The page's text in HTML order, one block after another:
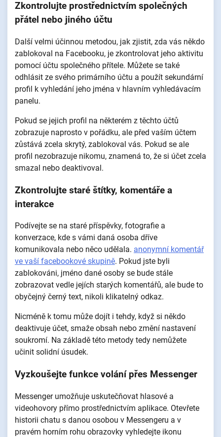
Zkontrolujte prostřednictvím společných
přátel nebo jiného účtu
Další velmi účinnou metodou, jak zjistit, zda vás někdo
zablokoval na Facebooku, je zkontrolovat jeho aktivitu
pomocí účtu společného přítele. Můžete se také
odhlásit ze svého primárního účtu a použít sekundární
profil k vyhledání jeho jména v hlavním vyhledávacím
panelu.
Pokud se jejich profil na některém z těchto účtů
zobrazuje naprosto v pořádku, ale před vaším účtem
zůstává zcela skrytý, zablokoval vás. Pokud se ale
profil nezobrazuje nikomu, znamená to, že si účet zcela
smazal nebo deaktivoval.
Zkontrolujte staré štítky, komentáře a
interakce
Podívejte se na staré příspěvky, fotografie a
konverzace, kde s vámi daná osoba dříve
komunikovala nebo něco udělala. anonymní komentář
ve vaší facebookové skupině. Pokud jste byli
zablokováni, jméno dané osoby se bude stále
zobrazovat vedle jejích starých komentářů, ale bude to
obyčejný černý text, nikoli klikatelný odkaz.
Nicméně k tomu může dojít i tehdy, když si někdo
deaktivuje účet, smaže obsah nebo změní nastavení
soukromí. Na základě této metody tedy nemůžete
učinit solidní úsudek.
Vyzkoušejte funkce volání přes Messenger
Messenger umožňuje uskutečňovat hlasové a
videohovory přímo prostřednictvím aplikace. Otevřete
historii chatu s danou osobou v Messengeru a v
pravém horním rohu obrazovky vyhledejte ikonu